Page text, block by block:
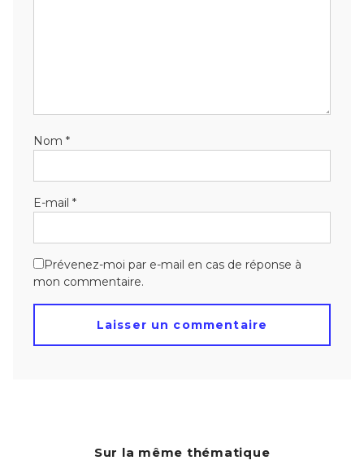
Nom *
E-mail *
Prévenez-moi par e-mail en cas de réponse à
mon commentaire.
Sur la même thématique